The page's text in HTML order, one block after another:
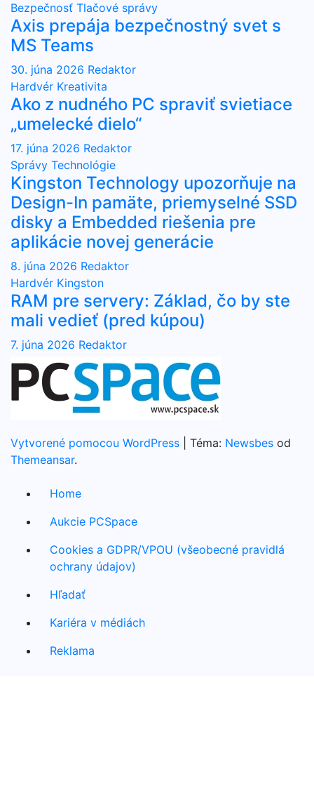
Bezpečnosť Tlačové správy
Axis prepája bezpečnostný svet s
MS Teams
30. júna 2026 Redaktor
Hardvér Kreativita
Ako z nudného PC spraviť svietiace
„umelecké dielo“
17. júna 2026 Redaktor
Správy Technológie
Kingston Technology upozorňuje na
Design-In pamäte, priemyselné SSD
disky a Embedded riešenia pre
aplikácie novej generácie
8. júna 2026 Redaktor
Hardvér Kingston
RAM pre servery: Základ, čo by ste
mali vedieť (pred kúpou)
7. júna 2026 Redaktor
Vytvorené pomocou WordPress Téma: Newsbes od
Themeansar.
Home
Aukcie PCSpace
Cookies a GDPR/VPOU (všeobecné pravidlá
ochrany údajov)
Hľadať
Kariéra v médiách
Reklama